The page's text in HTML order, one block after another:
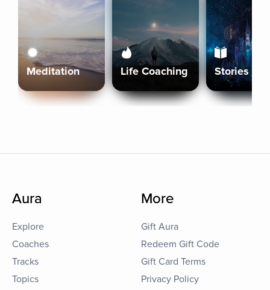
Meditation Life Coaching Stories
Aura
Explore
Coaches
Tracks
Topics
More
Gift Aura
Redeem Gift Code
Gift Card Terms
Privacy Policy